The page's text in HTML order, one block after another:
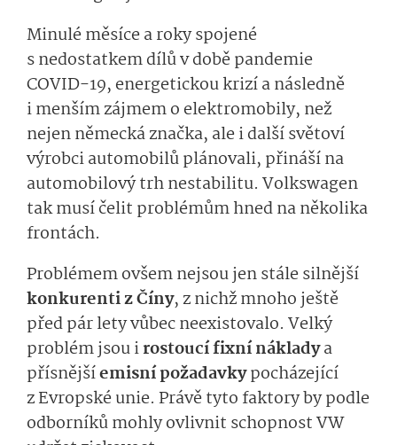
Minulé měsíce a roky spojené
s nedostatkem dílů v době pandemie
COVID-19, energetickou krizí a následně
i menším zájmem o elektromobily, než
nejen německá značka, ale i další světoví
výrobci automobilů plánovali, přináší na
automobilový trh nestabilitu. Volkswagen
tak musí čelit problémům hned na několika
frontách.
Problémem ovšem nejsou jen stále silnější
konkurenti z Číny, z nichž mnoho ještě
před pár lety vůbec neexistovalo. Velký
problém jsou irostoucí fixní nákladya
přísnějšíemisní požadavkypocházející
z Evropské unie. Právě tyto faktory by podle
odborníků mohly ovlivnit schopnost VW